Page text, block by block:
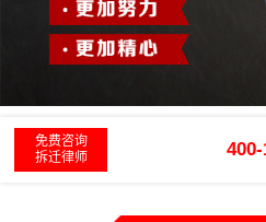
免费咨询
拆迁律师